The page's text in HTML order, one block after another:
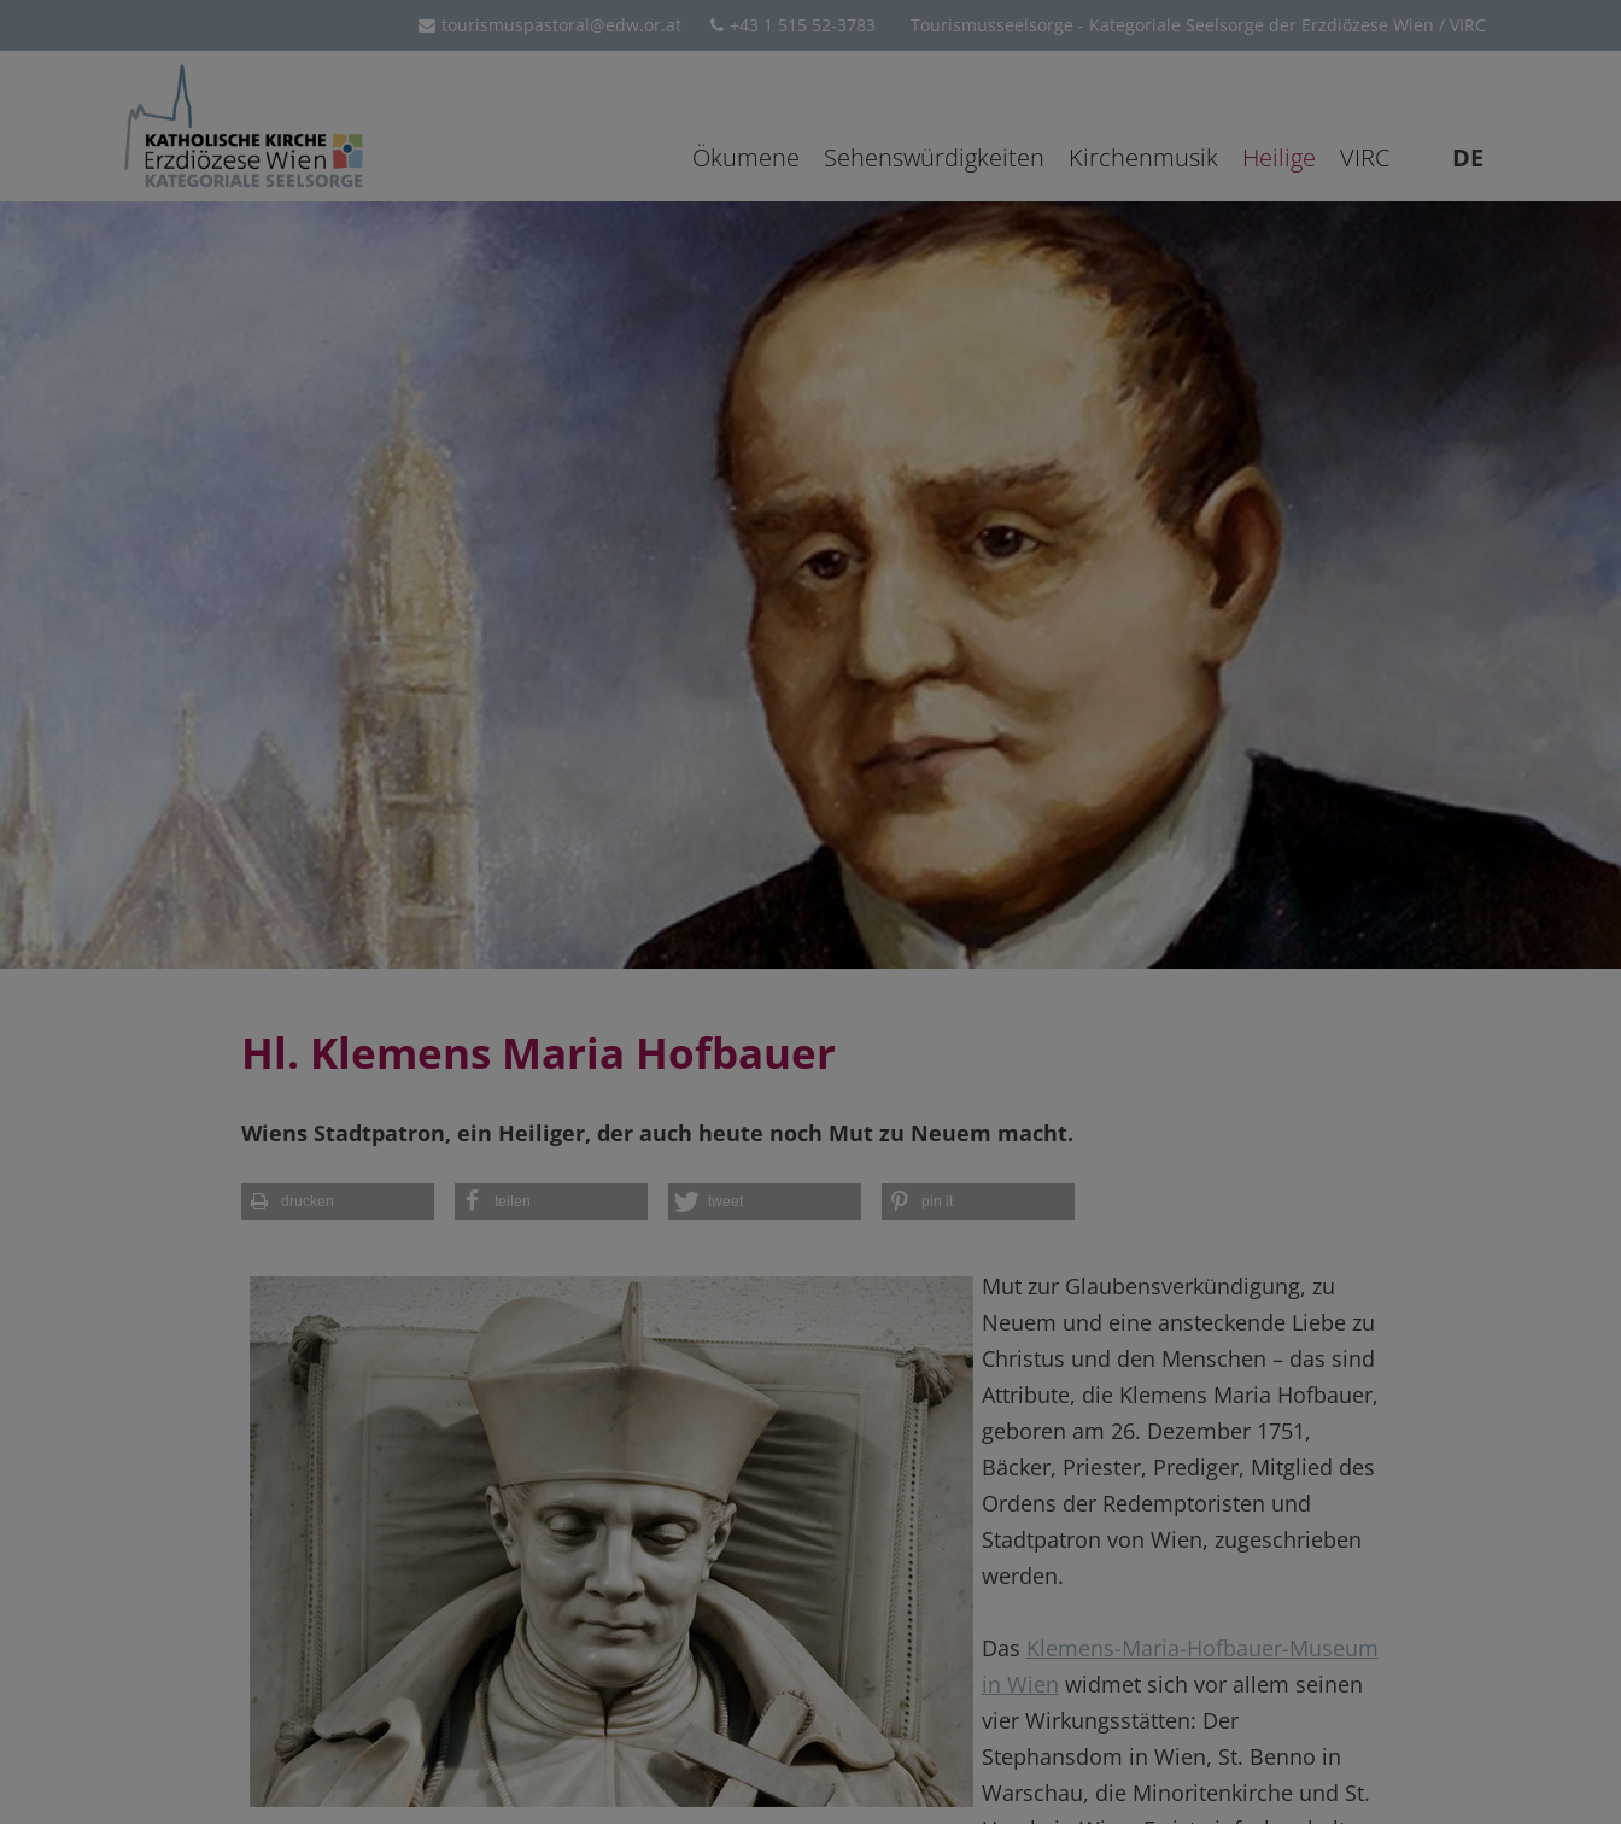
tourismuspastoral@edw.or.at +43 1 515 52-3783 Tourismusseelsorge - Kategoriale Seelsorge der Erzdiözese Wien / VIRC
Ökumene Sehenswürdigkeiten Kirchenmusik Heilige VIRC
DE
EN
Hl. Klemens Maria Hofbauer
Wiens Stadtpatron, ein Heiliger, der auch heute noch Mut zu Neuem macht.
drucken teilen tweet pin it
Mut zur Glaubensverkündigung, zu
Neuem und eine ansteckende Liebe zu
Christus und den Menschen – das sind
Attribute, die Klemens Maria Hofbauer,
geboren am 26. Dezember 1751,
Bäcker, Priester, Prediger, Mitglied des
Ordens der Redemptoristen und
Stadtpatron von Wien, zugeschrieben
werden.
Das Klemens-Maria-Hofbauer-Museum
in Wien widmet sich vor allem seinen
vier Wirkungsstätten: Der
Stephansdom in Wien, St. Benno in
Warschau, die Minoritenkirche und St.